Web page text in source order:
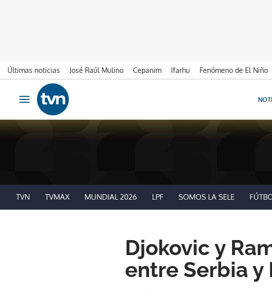
Últimas noticias José Raúl Mulino Cepanim Ifarhu Fenómeno de El Niño
Ir al contenido
Obrir navegació
TVN TVMAX MUNDIAL 2026 LPF SOMOS LA SELE
Djokovic y
entre Serbia y